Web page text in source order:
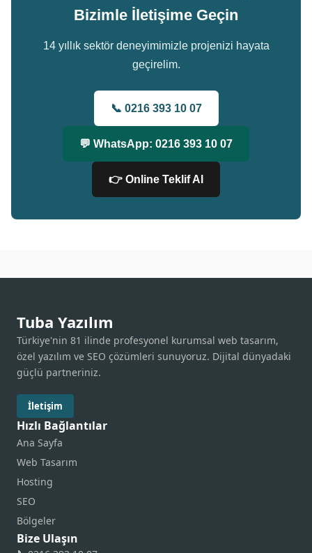
Bizimle İletişime Geçin
14 yıllık sektör deneyimimizle projenizi hayata
geçirelim.
📞 0216 393 10 07
💬 WhatsApp: 0216 393 10 07
👉 Online Teklif Al
Tuba Yazılım
Türkiye'nin 81 ilinde profesyonel kurumsal web tasarım,
özel yazılım ve SEO çözümleri sunuyoruz. Dijital dünyadaki
güçlü partneriniz.
İletişim
Hızlı Bağlantılar
Ana Sayfa
Web Tasarım
Hosting
SEO
Bölgeler
Bize Ulaşın